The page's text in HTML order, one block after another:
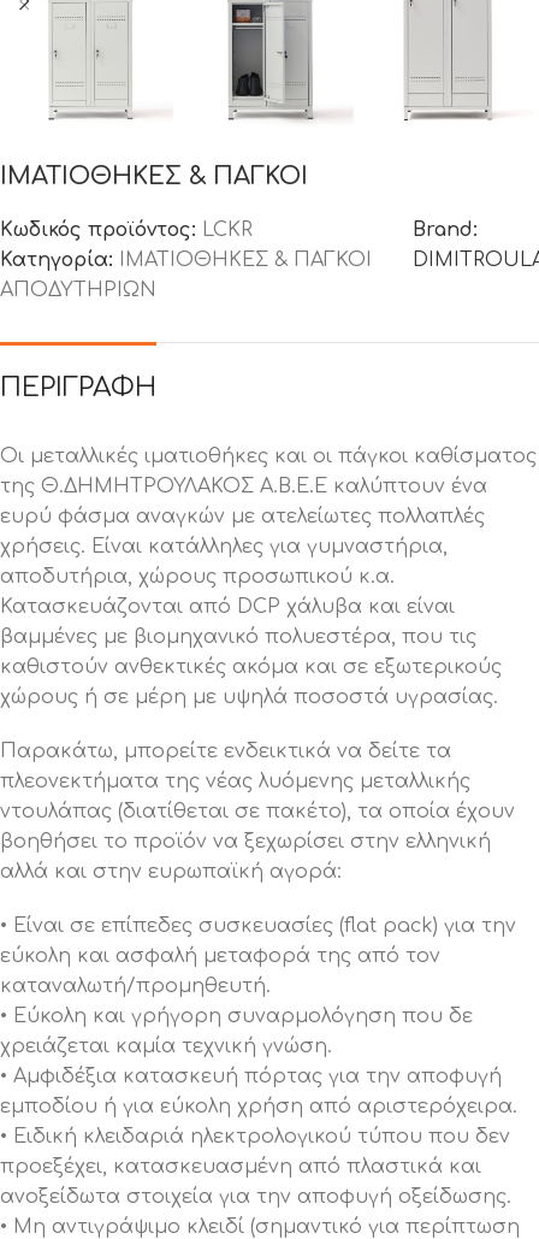
ΙΜΑΤΙΟΘΗΚΕΣ & ΠΑΓΚΟΙ
Κωδικός προϊόντος: LCKR
Κατηγορία:
ΙΜΑΤΙΟΘΗΚΕΣ & ΠΑΓΚΟΙ
ΑΠΟΔΥΤΗΡΙΩΝ
Brand:
ΠΕΡΙΓΡΑΦΉ
Οι μεταλλικές ιματιοθήκες και οι πάγκοι καθίσματος
της Θ.ΔΗΜΗΤΡΟΥΛΑΚΟΣ Α.Β.Ε.Ε καλύπτουν ένα
ευρύ φάσμα αναγκών με ατελείωτες πολλαπλές
χρήσεις. Είναι κατάλληλες για γυμναστήρια,
αποδυτήρια, χώρους προσωπικού κ.α.
Κατασκευάζονται από DCP χάλυβα και είναι
βαμμένες με βιομηχανικό πολυεστέρα, που τις
καθιστούν ανθεκτικές ακόμα και σε εξωτερικούς
χώρους ή σε μέρη με υψηλά ποσοστά υγρασίας.
Παρακάτω, μπορείτε ενδεικτικά να δείτε τα
πλεονεκτήματα της νέας λυόμενης μεταλλικής
ντουλάπας (διατίθεται σε πακέτο), τα οποία έχουν
βοηθήσει το προϊόν να ξεχωρίσει στην ελληνική
αλλά και στην ευρωπαϊκή αγορά:
• Είναι σε επίπεδες συσκευασίες (flat pack) για την
εύκολη και ασφαλή μεταφορά της από τον
καταναλωτή/προμηθευτή.
• Εύκολη και γρήγορη συναρμολόγηση που δε
χρειάζεται καμία τεχνική γνώση.
• Αμφιδέξια κατασκευή πόρτας για την αποφυγή
εμποδίου ή για εύκολη χρήση από αριστερόχειρα.
• Ειδική κλειδαριά ηλεκτρολογικού τύπου που δεν
προεξέχει, κατασκευασμένη από πλαστικά και
ανοξείδωτα στοιχεία για την αποφυγή οξείδωσης.
• Μη αντιγράψιμο κλειδί (σημαντικό για περίπτωση